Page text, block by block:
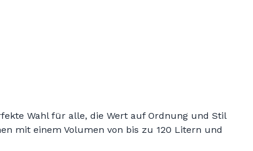
Wahl für alle, die Wert auf Ordnung und Stil
mit einem Volumen von bis zu 120 Litern und